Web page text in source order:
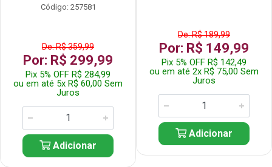
Código: 257581
De: R$ 359,99
Por: R$ 299,99
Pix 5% OFF R$ 284,99
ou em até 5x R$ 60,00 Sem
Juros
Adicionar
De: R$ 189,99
Por: R$ 149,99
Pix 5% OFF R$ 142,49
ou em até 2x R$ 75,00 Sem
Juros
Adicionar